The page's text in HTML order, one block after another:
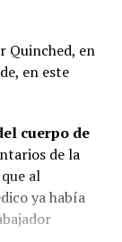
Quinched, en
en este
cuerpo de
de la
al
ya había